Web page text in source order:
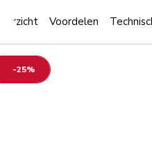
-25%
Voordelen